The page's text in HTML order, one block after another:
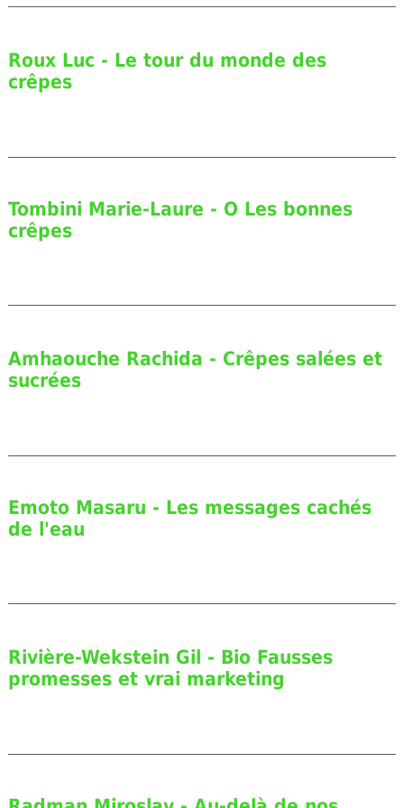
Roux Luc - Le tour du monde des
crêpes
Tombini Marie-Laure - O Les bonnes
crêpes
Amhaouche Rachida - Crêpes salées et
sucrées
Emoto Masaru - Les messages cachés
de l'eau
Rivière-Wekstein Gil - Bio Fausses
promesses et vrai marketing